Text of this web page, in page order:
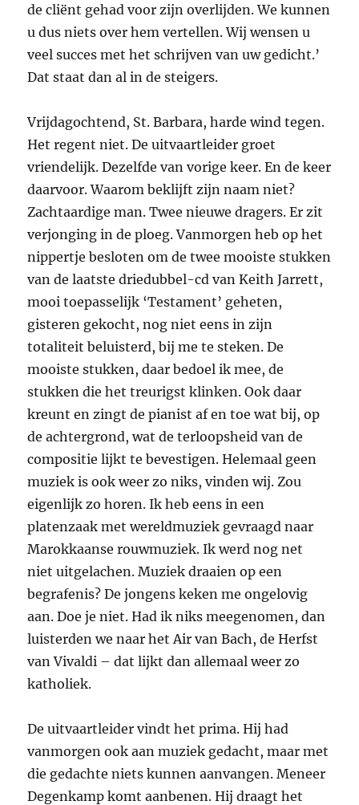
de cliënt gehad voor zijn overlijden. We kunnen
u dus niets over hem vertellen. Wij wensen u
veel succes met het schrijven van uw gedicht.’
Dat staat dan al in de steigers.
Vrijdagochtend, St. Barbara, harde wind tegen.
Het regent niet. De uitvaartleider groet
vriendelijk. Dezelfde van vorige keer. En de keer
daarvoor. Waarom beklijft zijn naam niet?
Zachtaardige man. Twee nieuwe dragers. Er zit
verjonging in de ploeg. Vanmorgen heb op het
nippertje besloten om de twee mooiste stukken
van de laatste driedubbel-cd van Keith Jarrett,
mooi toepasselijk ‘Testament’ geheten,
gisteren gekocht, nog niet eens in zijn
totaliteit beluisterd, bij me te steken. De
mooiste stukken, daar bedoel ik mee, de
stukken die het treurigst klinken. Ook daar
kreunt en zingt de pianist af en toe wat bij, op
de achtergrond, wat de terloopsheid van de
compositie lijkt te bevestigen. Helemaal geen
muziek is ook weer zo niks, vinden wij. Zou
eigenlijk zo horen. Ik heb eens in een
platenzaak met wereldmuziek gevraagd naar
Marokkaanse rouwmuziek. Ik werd nog net
niet uitgelachen. Muziek draaien op een
begrafenis? De jongens keken me ongelovig
aan. Doe je niet. Had ik niks meegenomen, dan
luisterden we naar het Air van Bach, de Herfst
van Vivaldi – dat lijkt dan allemaal weer zo
katholiek.
De uitvaartleider vindt het prima. Hij had
vanmorgen ook aan muziek gedacht, maar met
die gedachte niets kunnen aanvangen. Meneer
Degenkamp komt aanbenen. Hij draagt het